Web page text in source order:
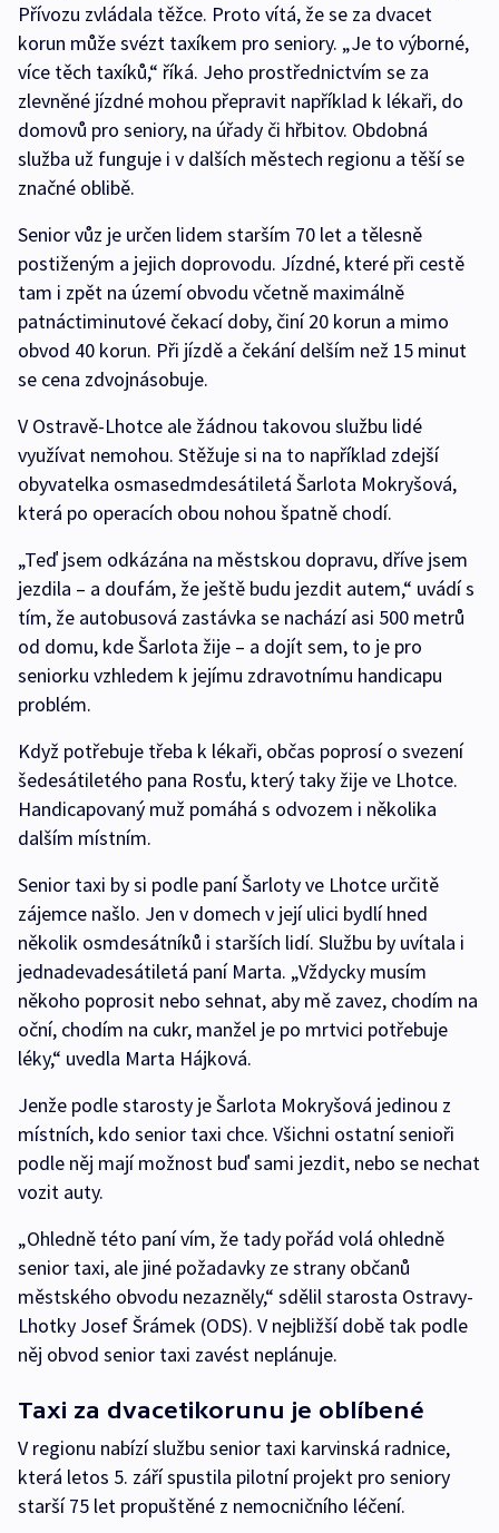
Přívozu zvládala těžce. Proto vítá, že se za dvacet
korun může svézt taxíkem pro seniory. „Je to výborné,
více těch taxíků,“ říká. Jeho prostřednictvím se za
zlevněné jízdné mohou přepravit například k lékaři, do
domovů pro seniory, na úřady či hřbitov. Obdobná
služba už funguje i v dalších městech regionu a těší se
značné oblibě.
Senior vůz je určen lidem starším 70 let a tělesně
postiženým a jejich doprovodu. Jízdné, které při cestě
tam i zpět na území obvodu včetně maximálně
patnáctiminutové čekací doby, činí 20 korun a mimo
obvod 40 korun. Při jízdě a čekání delším než 15 minut
se cena zdvojnásobuje.
V Ostravě-Lhotce ale žádnou takovou službu lidé
využívat nemohou. Stěžuje si na to například zdejší
obyvatelka osmasedmdesátiletá Šarlota Mokryšová,
která po operacích obou nohou špatně chodí.
„Teď jsem odkázána na městskou dopravu, dříve jsem
jezdila – a doufám, že ještě budu jezdit autem,“ uvádí s
tím, že autobusová zastávka se nachází asi 500 metrů
od domu, kde Šarlota žije – a dojít sem, to je pro
seniorku vzhledem k jejímu zdravotnímu handicapu
problém.
Když potřebuje třeba k lékaři, občas poprosí o svezení
šedesátiletého pana Rosťu, který taky žije ve Lhotce.
Handicapovaný muž pomáhá s odvozem i několika
dalším místním.
Senior taxi by si podle paní Šarloty ve Lhotce určitě
zájemce našlo. Jen v domech v její ulici bydlí hned
několik osmdesátníků i starších lidí. Službu by uvítala i
jednadevadesátiletá paní Marta. „Vždycky musím
někoho poprosit nebo sehnat, aby mě zavez, chodím na
oční, chodím na cukr, manžel je po mrtvici potřebuje
léky,“ uvedla Marta Hájková.
Jenže podle starosty je Šarlota Mokryšová jedinou z
místních, kdo senior taxi chce. Všichni ostatní senioři
podle něj mají možnost buď sami jezdit, nebo se nechat
vozit auty.
„Ohledně této paní vím, že tady pořád volá ohledně
senior taxi, ale jiné požadavky ze strany občanů
městského obvodu nezazněly,“ sdělil starosta Ostravy-
Lhotky Josef Šrámek (ODS). V nejbližší době tak podle
něj obvod senior taxi zavést neplánuje.
Taxi za dvacetikorunu je oblíbené
V regionu nabízí službu senior taxi karvinská radnice,
která letos 5. září spustila pilotní projekt pro seniory
starší 75 let propuštěné z nemocničního léčení.